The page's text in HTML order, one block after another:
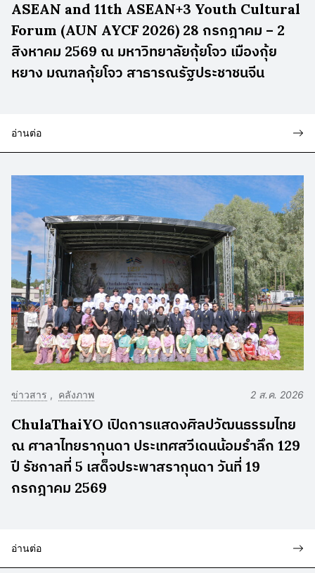
ASEAN and 11th ASEAN+3 Youth Cultural
Forum (AUN AYCF 2026) 28 กรกฎาคม – 2
สิงหาคม 2569 ณ มหาวิทยาลัยกุ้ยโจว เมืองกุ้ย
หยาง มณฑลกุ้ยโจว สาธารณรัฐประชาชนจีน
อ่านต่อ
ข่าวสาร คลังภาพ 2 ส.ค. 2026
ChulaThaiYO เปิดการแสดงศิลปวัฒนธรรมไทย
ณ ศาลาไทยรากุนดา ประเทศสวีเดนน้อมรำลึก 129
ปี รัชกาลที่ 5 เสด็จประพาสรากุนดา วันที่ 19
กรกฎาคม 2569
อ่านต่อ